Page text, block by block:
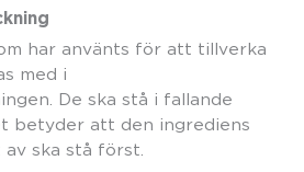
har använts för att tillverka
med i
De ska stå i fallande
betyder att den ingrediens
ska stå först.